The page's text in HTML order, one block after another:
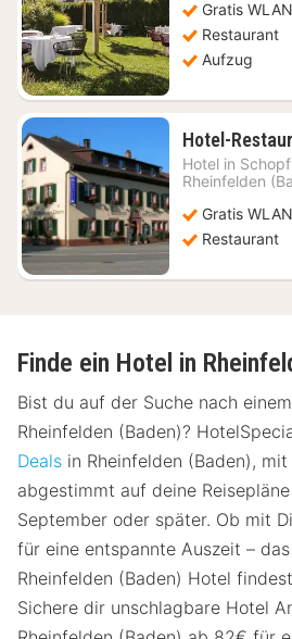
€
Gratis WLAN
Restaurant
Aufzug
Hotel-
Hotel in
Rheinfelden
Gratis WLAN
Restaurant
Finde ein Hotel in
Bist du auf der Suche nach
Rheinfelden (Baden)?
Deals in Rheinfelden (Baden), mit
abgestimmt auf deine
September oder später. Ob mit
für eine entspannte Auszeit –
Rheinfelden (Baden) Hotel
Sichere dir unschlagbare Hotel